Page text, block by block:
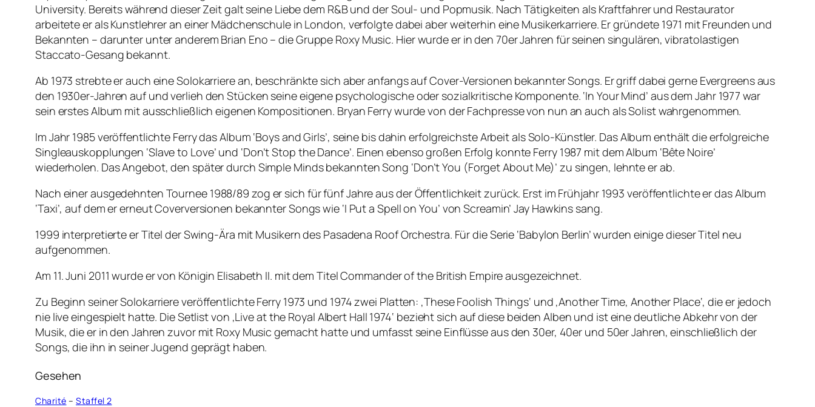
University. Bereits während dieser Zeit galt seine Liebe dem R&B und der Soul- und Popmusik. Nach Tätigkeiten als Kraftfahrer und Restaurator
arbeitete er als Kunstlehrer an einer Mädchenschule in London, verfolgte dabei aber weiterhin eine Musikerkarriere. Er gründete 1971 mit Freunden und
Bekannten – darunter unter anderem Brian Eno – die Gruppe Roxy Music. Hier wurde er in den 70er Jahren für seinen singulären, vibratolastigen
Staccato-Gesang bekannt.
Ab 1973 strebte er auch eine Solokarriere an, beschränkte sich aber anfangs auf Cover-Versionen bekannter Songs. Er griff dabei gerne Evergreens aus
den 1930er-Jahren auf und verlieh den Stücken seine eigene psychologische oder sozialkritische Komponente. ‘In Your Mind’ aus dem Jahr 1977 war
sein erstes Album mit ausschließlich eigenen Kompositionen. Bryan Ferry wurde von der Fachpresse von nun an auch als Solist wahrgenommen.
Im Jahr 1985 veröffentlichte Ferry das Album ‘Boys and Girls’, seine bis dahin erfolgreichste Arbeit als Solo-Künstler. Das Album enthält die erfolgreiche
Singleauskopplungen ‘Slave to Love’ und ‘Don’t Stop the Dance’. Einen ebenso großen Erfolg konnte Ferry 1987 mit dem Album ‘Bête Noire’
wiederholen. Das Angebot, den später durch Simple Minds bekannten Song ‘Don’t You (Forget About Me)’ zu singen, lehnte er ab.
Nach einer ausgedehnten Tournee 1988/89 zog er sich für fünf Jahre aus der Öffentlichkeit zurück. Erst im Frühjahr 1993 veröffentlichte er das Album
‘Taxi’, auf dem er erneut Coverversionen bekannter Songs wie ‘I Put a Spell on You’ von Screamin’ Jay Hawkins sang.
1999 interpretierte er Titel der Swing-Ära mit Musikern des Pasadena Roof Orchestra. Für die Serie ‘Babylon Berlin’ wurden einige dieser Titel neu
aufgenommen.
Am 11. Juni 2011 wurde er von Königin Elisabeth II. mit dem Titel Commander of the British Empire ausgezeichnet.
Zu Beginn seiner Solokarriere veröffentlichte Ferry 1973 und 1974 zwei Platten: ‚These Foolish Things‘ und ‚Another Time, Another Place‘, die er jedoch
nie live eingespielt hatte. Die Setlist von ‚Live at the Royal Albert Hall 1974‘ bezieht sich auf diese beiden Alben und ist eine deutliche Abkehr von der
Musik, die er in den Jahren zuvor mit Roxy Music gemacht hatte und umfasst seine Einflüsse aus den 30er, 40er und 50er Jahren, einschließlich der
Songs, die ihn in seiner Jugend geprägt haben.
Gesehen
Charité – Staffel 2